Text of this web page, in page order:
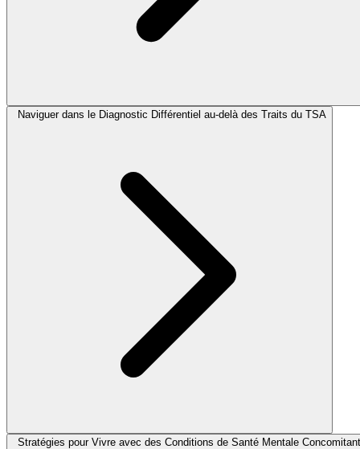
Naviguer dans le Diagnostic Différentiel au-delà des Traits du TSA
Stratégies pour Vivre avec des Conditions de Santé Mentale